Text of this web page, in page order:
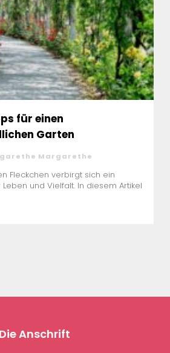
für einen
Garten
Margarethe
Fleckchen verbirgt sich ein
und Vielfalt. In diesem Artikel
Die Anschrift